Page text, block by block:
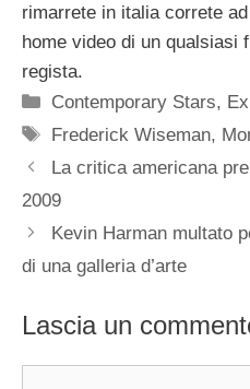
rimarrete in italia correte
home video di un qualsiasi
regista.
Categorie
Contemporary Stars,
Tag
Frederick Wiseman,
La critica americana
2009
Kevin Harman multato
di una galleria d’arte
Lascia un